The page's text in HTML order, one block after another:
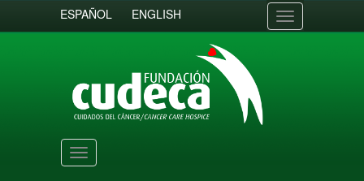
ESPAÑOL ENGLISH
Toggle
navigation
Toggle
navigation